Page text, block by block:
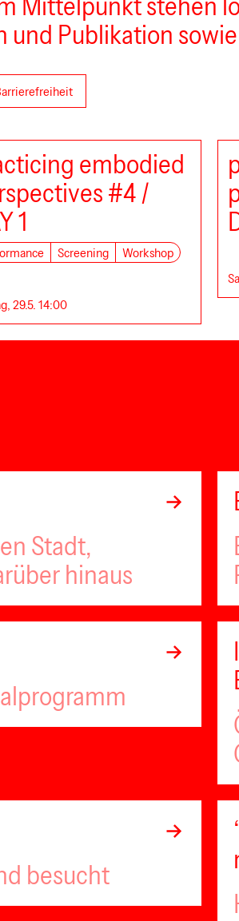
Publikation
embodied
#4 /
1
Screening Workshop
29.5. 14:00
Stadt,
hinaus
besucht